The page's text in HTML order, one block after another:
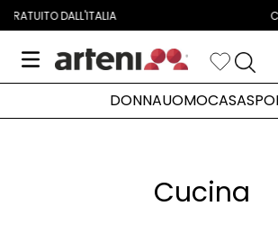
CONSEGNA IN 24/48H IN
DONNAUOMOCASA
Cucina